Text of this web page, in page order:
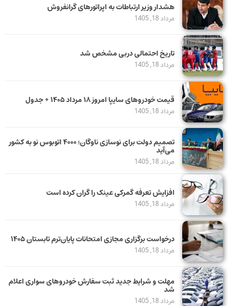
هشدار وزیر ارتباطات به اپراتورهای گرانفروش
مرداد 18, 1405
تاریخ احتمالی دربی مشخص شد
مرداد 18, 1405
قیمت خودرو‌های سایپا امروز ۱۸ مرداد ۱۴۰۵ + جدول
مرداد 18, 1405
تصمیم دولت برای نوسازی ناوگان؛ ۴۰۰۰ اتوبوس نو به کشور
می‌آید
مرداد 18, 1405
افزایش تعرفه گمرکی عینک را گران کرده است
مرداد 18, 1405
درخواست برگزاری مجازی امتحانات پایان‌ترم تابستان ۱۴۰۵
مرداد 18, 1405
مهلت و شرایط جدید ثبت سفارش خودروهای سواری اعلام
شد
مرداد 18, 1405